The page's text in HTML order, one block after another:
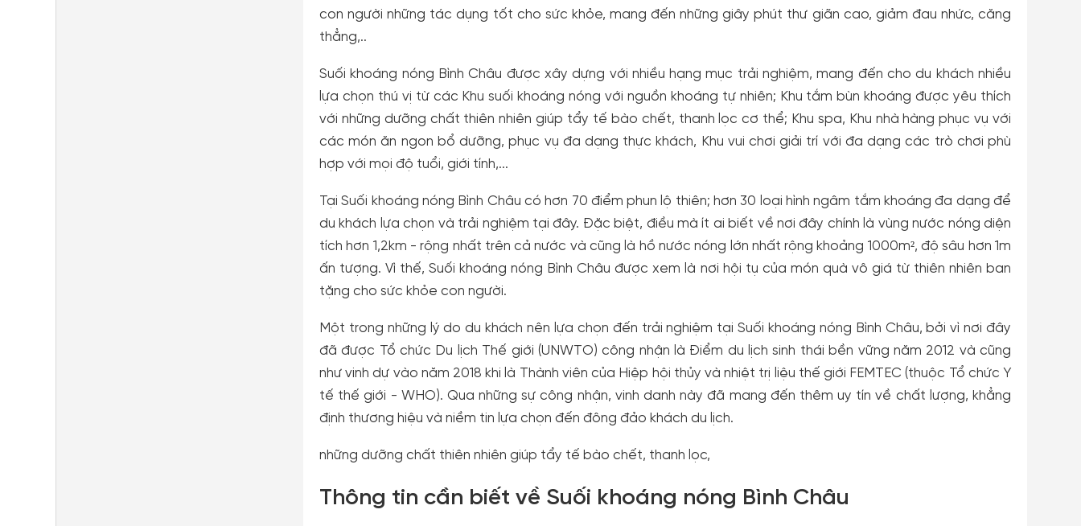
con người những tác dụng tốt cho sức khỏe, mang đến những giây phút thư giãn cao, giảm đau nhức, căng
thẳng,..
Suối khoáng nóng Bình Châu được xây dựng với nhiều hạng mục trải nghiệm, mang đến cho du khách nhiều
lựa chọn thú vị từ các Khu suối khoáng nóng với nguồn khoáng tự nhiên; Khu tắm bùn khoáng được yêu thích
với những dưỡng chất thiên nhiên giúp tẩy tế bào chết, thanh lọc cơ thể; Khu spa, Khu nhà hàng phục vụ với
các món ăn ngon bổ dưỡng, phục vụ đa dạng thực khách, Khu vui chơi giải trí với đa dạng các trò chơi phù
hợp với mọi độ tuổi, giới tính,...
Tại Suối khoáng nóng Bình Châu có hơn 70 điểm phun lộ thiên; hơn 30 loại hình ngâm tắm khoáng đa dạng để
du khách lựa chọn và trải nghiệm tại đây. Đặc biệt, điều mà ít ai biết về nơi đây chính là vùng nước nóng diện
tích hơn 1,2km - rộng nhất trên cả nước và cũng là hồ nước nóng lớn nhất rộng khoảng 1000m², độ sâu hơn 1m
ấn tượng. Vì thế, Suối khoáng nóng Bình Châu được xem là nơi hội tụ của món quà vô giá từ thiên nhiên ban
tặng cho sức khỏe con người.
Một trong những lý do du khách nên lựa chọn đến trải nghiệm tại Suối khoáng nóng Bình Châu, bởi vì nơi đây
đã được Tổ chức Du lịch Thế giới (UNWTO) công nhận là Điểm du lịch sinh thái bền vững năm 2012 và cũng
như vinh dự vào năm 2018 khi là Thành viên của Hiệp hội thủy và nhiệt trị liệu thế giới FEMTEC (thuộc Tổ chức Y
tế thế giới - WHO). Qua những sự công nhận, vinh danh này đã mang đến thêm uy tín về chất lượng, khẳng
định thương hiệu và niềm tin lựa chọn đến đông đảo khách du lịch.
những dưỡng chất thiên nhiên giúp tẩy tế bào chết, thanh lọc,
Thông tin cần biết về Suối khoáng nóng Bình Châu